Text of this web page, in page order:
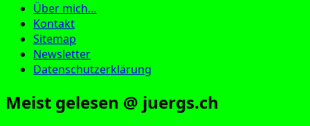
Über mich…
Kontakt
Sitemap
Newsletter
Datenschutzerklärung
Meist gelesen @ juergs.ch